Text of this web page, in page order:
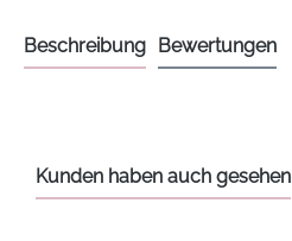
Beschreibung Bewertungen
Kunden haben auch gesehen